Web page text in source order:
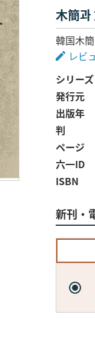
木簡
韓国木
レビ
シリーズ
発行元
出版年
判
ページ
六一ID
ISBN
新刊・